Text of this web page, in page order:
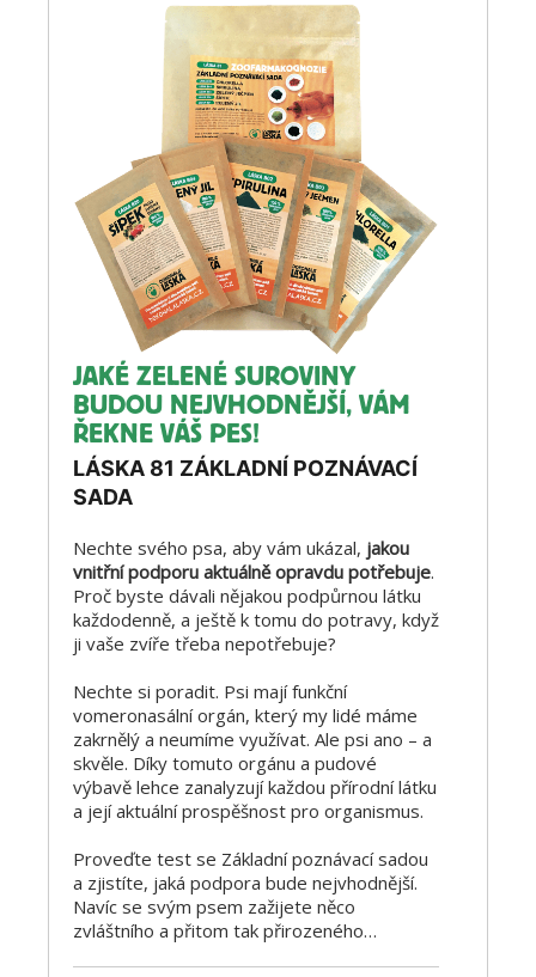
JAKÉ ZELENÉ SUROVINY
BUDOU NEJVHODNĚJŠÍ, VÁM
ŘEKNE VÁŠ PES!
LÁSKA 81 ZÁKLADNÍ POZNÁVACÍ
SADA
Nechte svého psa, aby vám ukázal, jakou
vnitřní podporu aktuálně opravdu potřebuje.
Proč byste dávali nějakou podpůrnou látku
každodenně, a ještě k tomu do potravy, když
ji vaše zvíře třeba nepotřebuje?
Nechte si poradit. Psi mají funkční
vomeronasální orgán, který my lidé máme
zakrnělý a neumíme využívat. Ale psi ano – a
skvěle. Díky tomuto orgánu a pudové
výbavě lehce zanalyzují každou přírodní látku
a její aktuální prospěšnost pro organismus.
Proveďte test se Základní poznávací sadou
a zjistíte, jaká podpora bude nejvhodnější.
Navíc se svým psem zažijete něco
zvláštního a přitom tak přirozeného…